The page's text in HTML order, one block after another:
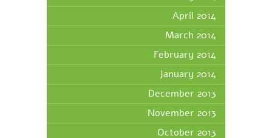
April 2014
March 2014
February 2014
January 2014
December 2013
November 2013
October 2013